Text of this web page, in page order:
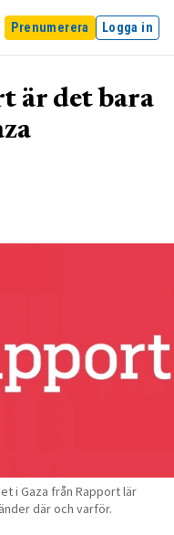
Prenumerera Logga in
är det bara
i Gaza från Rapport lär
där och varför.